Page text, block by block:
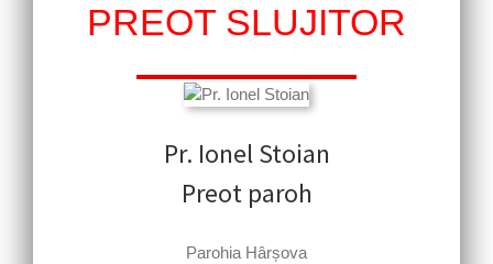
PREOT SLUJITOR
Pr. Ionel Stoian
Preot paroh
Parohia Hârșova